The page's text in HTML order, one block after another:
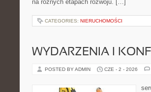
na różnych etapach rozwoju. […]
CATEGORIES: NIERUCHOMOŚCI
WYDARZENIA I
POSTED BY ADMIN CZE - 2 - 2026